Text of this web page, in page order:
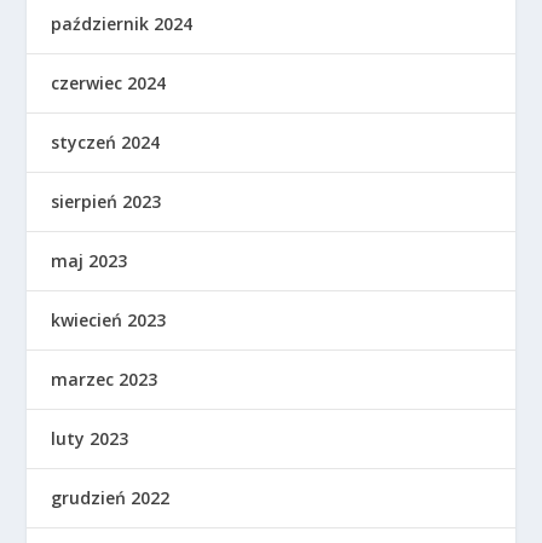
październik 2024
czerwiec 2024
styczeń 2024
sierpień 2023
maj 2023
kwiecień 2023
marzec 2023
luty 2023
grudzień 2022